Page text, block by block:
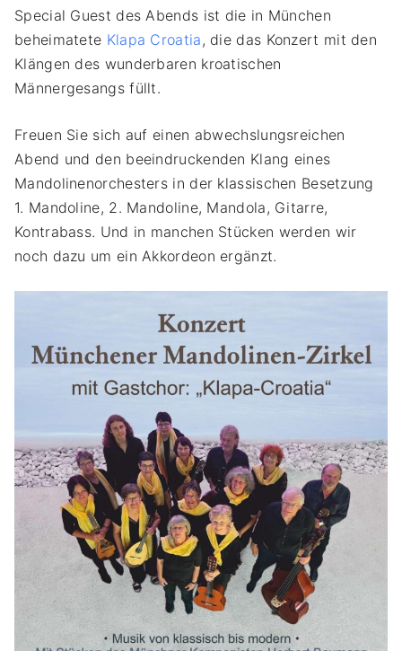
Special Guest des Abends ist die in München
beheimatete Klapa Croatia , die das Konzert mit den
Klängen des wunderbaren kroatischen
Männergesangs füllt.
Freuen Sie sich auf einen abwechslungsreichen
Abend und den beeindruckenden Klang eines
Mandolinenorchesters in der klassischen Besetzung
1. Mandoline, 2. Mandoline, Mandola, Gitarre,
Kontrabass. Und in manchen Stücken werden wir
noch dazu um ein Akkordeon ergänzt.